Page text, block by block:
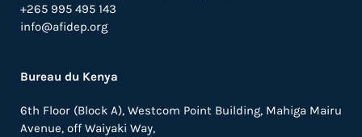
+265 995 495 143
info@afidep.org
Bureau du Kenya
6th Floor (Block A), Westcom Point Building, Mahiga Mairu
Avenue, off Waiyaki Way,